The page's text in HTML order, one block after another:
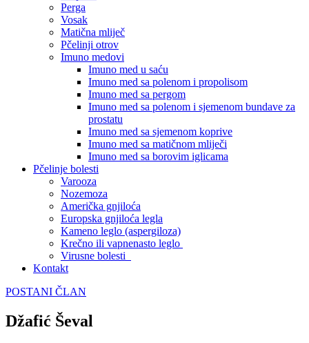
Perga
Vosak
Matična mliječ
Pčelinji otrov
Imuno medovi
Imuno med u saću
Imuno med sa polenom i propolisom
Imuno med sa pergom
Imuno med sa polenom i sjemenom bundave za
prostatu
Imuno med sa sjemenom koprive
Imuno med sa matičnom mliječi
Imuno med sa borovim iglicama
Pčelinje bolesti
Varooza
Nozemoza
Američka gnjiloća
Europska gnjiloća legla
Kameno leglo (aspergiloza)
Krečno ili vapnenasto leglo
Virusne bolesti
Kontakt
POSTANI ČLAN
Džafić Ševal